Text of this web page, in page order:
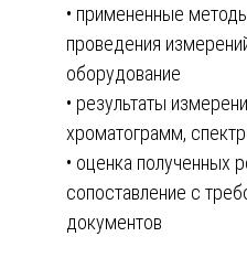
• примененные
проведения
оборудование
• результаты
хроматограмм,
• оценка полученных
сопоставление с
документов